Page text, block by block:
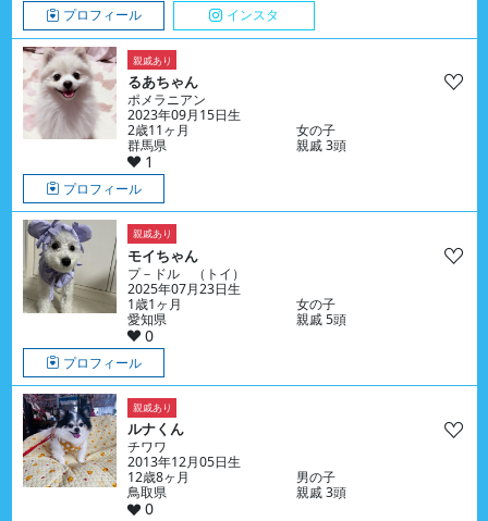
プロフィール インスタ
親戚あり
るあちゃん
ポメラニアン
2023年09月15日生
2歳11ヶ月
女の子
群馬県
親戚 3頭
1
プロフィール
親戚あり
モイちゃん
プ－ドル （トイ）
2025年07月23日生
1歳1ヶ月
女の子
愛知県
親戚 5頭
0
プロフィール
親戚あり
ルナくん
チワワ
2013年12月05日生
12歳8ヶ月
男の子
鳥取県
親戚 3頭
0